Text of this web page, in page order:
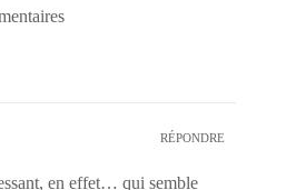
RÉPONDRE
en effet… qui semble